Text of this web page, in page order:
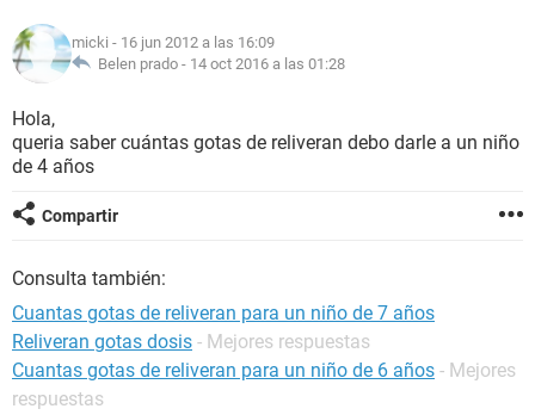
NUTRICIÓN
BIENESTAR
micki - 16 jun 2012 a las 16:09
Belen prado - 14 oct 2016 a las 01:28
Hola,
queria saber cuántas gotas de reliveran debo darle a un niño
de 4 años
Compartir
Consulta también:
Cuantas gotas de reliveran para un niño de 7 años
Reliveran gotas dosis - Mejores respuestas
Cuantas gotas de reliveran para un niño de 6 años - Mejores
respuestas